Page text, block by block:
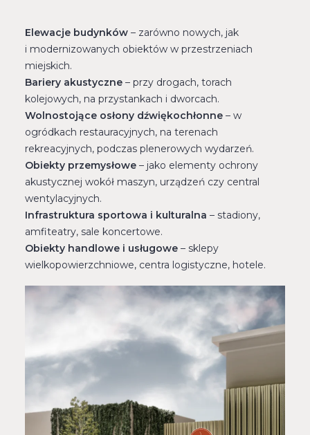
Elewacje budynków – zarówno nowych, jak
i modernizowanych obiektów w przestrzeniach
miejskich.
Bariery akustyczne – przy drogach, torach
kolejowych, na przystankach i dworcach.
Wolnostojące osłony dźwiękochłonne – w
ogródkach restauracyjnych, na terenach
rekreacyjnych, podczas plenerowych wydarzeń.
Obiekty przemysłowe – jako elementy ochrony
akustycznej wokół maszyn, urządzeń czy central
wentylacyjnych.
Infrastruktura sportowa i kulturalna – stadiony,
amfiteatry, sale koncertowe.
Obiekty handlowe i usługowe – sklepy
wielkopowierzchniowe, centra logistyczne, hotele.